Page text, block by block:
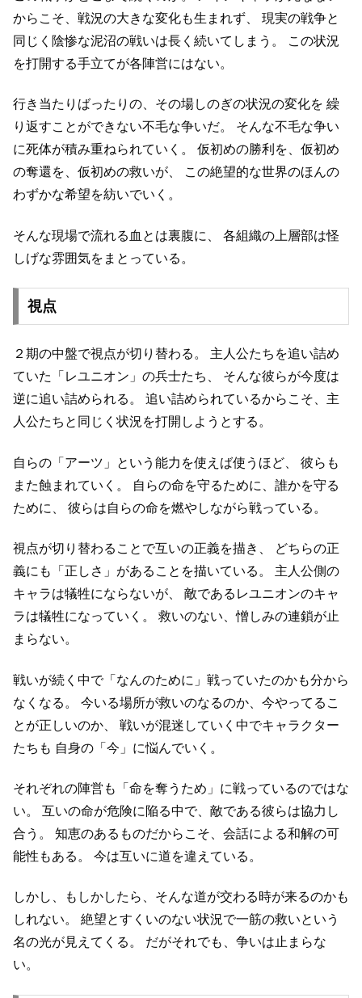
からこそ、戦況の大きな変化も生まれず、
現実の戦争と
同じく陰惨な泥沼の戦いは長く続いてしまう。
この状況
を打開する手立てが各陣営にはない。
行き当たりばったりの、その場しのぎの状況の変化を 繰
り返すことができない不毛な争いだ。
そんな不毛な争い
に死体が積み重ねられていく。
仮初めの勝利を、仮初め
の奪還を、仮初めの救いが、
この絶望的な世界のほんの
わずかな希望を紡いでいく。
そんな現場で流れる血とは裏腹に、
各組織の上層部は怪
しげな雰囲気をまとっている。
視点
２期の中盤で視点が切り替わる。
主人公たちを追い詰め
ていた「レユニオン」の兵士たち、
そんな彼らが今度は
逆に追い詰められる。
追い詰められているからこそ、主
人公たちと同じく状況を打開しようとする。
自らの「アーツ」という能力を使えば使うほど、
彼らも
また蝕まれていく。
自らの命を守るために、誰かを守る
ために、
彼らは自らの命を燃やしながら戦っている。
視点が切り替わることで互いの正義を描き、
どちらの正
義にも「正しさ」があることを描いている。
主人公側の
キャラは犠牲にならないが、
敵であるレユニオンのキャ
ラは犠牲になっていく。
救いのない、憎しみの連鎖が止
まらない。
戦いが続く中で「なんのために」戦っていたのかも分から
なくなる。
今いる場所が救いのなるのか、今やってるこ
とが正しいのか、
戦いが混迷していく中でキャラクター
たちも 自身の「今」に悩んでいく。
それぞれの陣営も「命を奪うため」に戦っているのではな
い。
互いの命が危険に陥る中で、敵である彼らは協力し
合う。
知恵のあるものだからこそ、会話による和解の可
能性もある。
今は互いに道を違えている。
しかし、もしかしたら、そんな道が交わる時が来るのかも
しれない。
絶望とすくいのない状況で一筋の救いという
名の光が見えてくる。
だがそれでも、争いは止まらな
い。